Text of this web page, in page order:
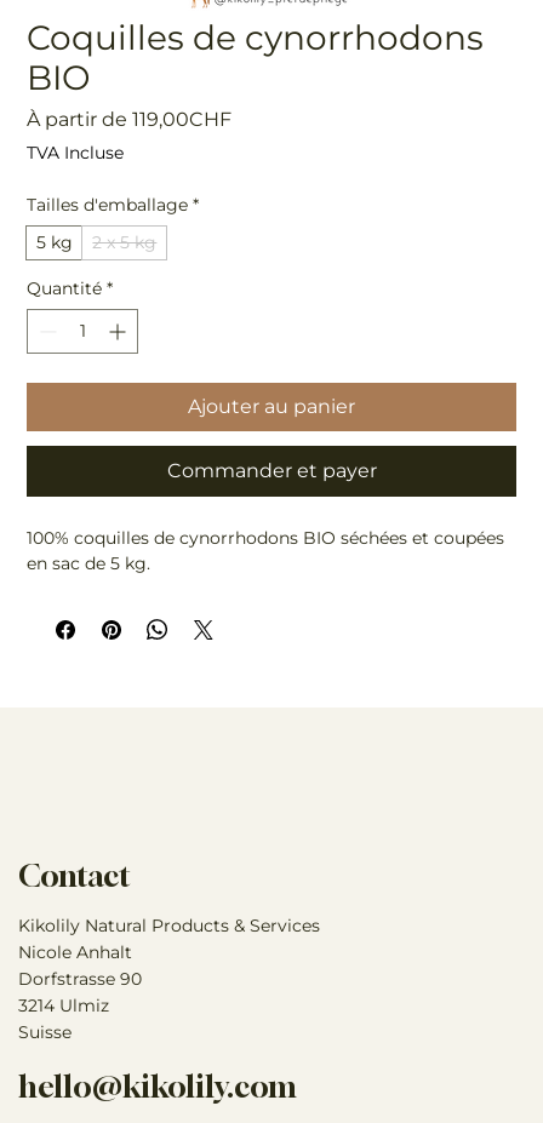
Coquilles de cynorrhodons
BIO
À partir de119,00CHFPrix
TVA Incluse
Tailles d'emballage *
5 kg
2 x 5 kg
Quantité *
Ajouter au panier
Commander et payer
100% coquilles de cynorrhodons BIO séchées et coupées
en sac de 5 kg.
Contact
Kikolily Natural Products & Services
Nicole Anhalt
Dorfstrasse 90
3214 Ulmiz
Suisse
hello@kikolily.com